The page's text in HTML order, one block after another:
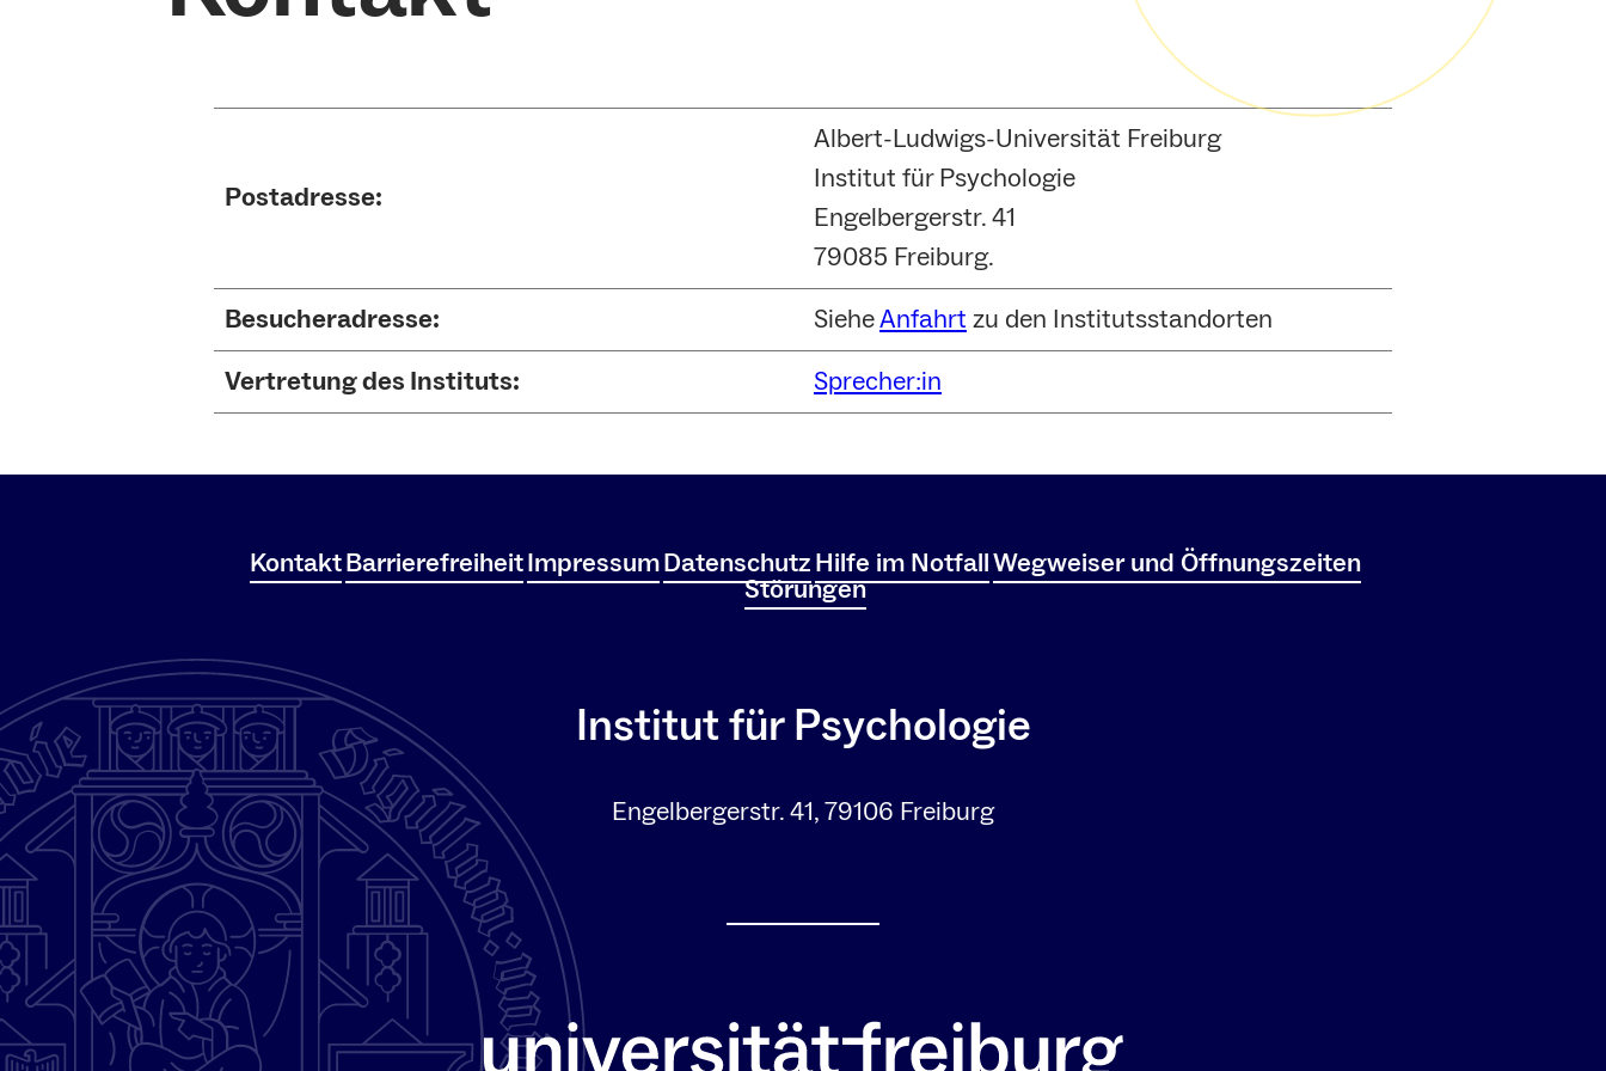
Postadresse:
Albert-Ludwigs-Universität Freiburg
Institut für Psychologie
Engelbergerstr. 41
79085 Freiburg.
Besucheradresse:
SieheAnfahrt zu den Institutsstandorten
Vertretung des Instituts:
Sprecher:in
KontaktBarrierefreiheitImpressumDatenschutzHilfe im NotfallWegweiser und Öffnungszeiten
Störungen
Institut für Psychologie
Engelbergerstr. 41, 79106 Freiburg